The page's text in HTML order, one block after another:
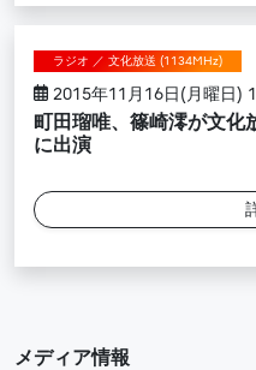
ラジオ ／ 文化放送 (1134MHz)
2015年11月16日(月曜日)
町田瑠唯、篠崎澪が文化
に出演
メディア情報